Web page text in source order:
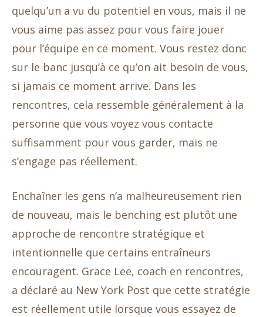
quelqu’un a vu du potentiel en vous, mais il ne
vous aime pas assez pour vous faire jouer
pour l’équipe en ce moment. Vous restez donc
sur le banc jusqu’à ce qu’on ait besoin de vous,
si jamais ce moment arrive. Dans les
rencontres, cela ressemble généralement à la
personne que vous voyez vous contacte
suffisamment pour vous garder, mais ne
s’engage pas réellement.
Enchaîner les gens n’a malheureusement rien
de nouveau, mais le benching est plutôt une
approche de rencontre stratégique et
intentionnelle que certains entraîneurs
encouragent. Grace Lee, coach en rencontres,
a déclaré au New York Post que cette stratégie
est réellement utile lorsque vous essayez de